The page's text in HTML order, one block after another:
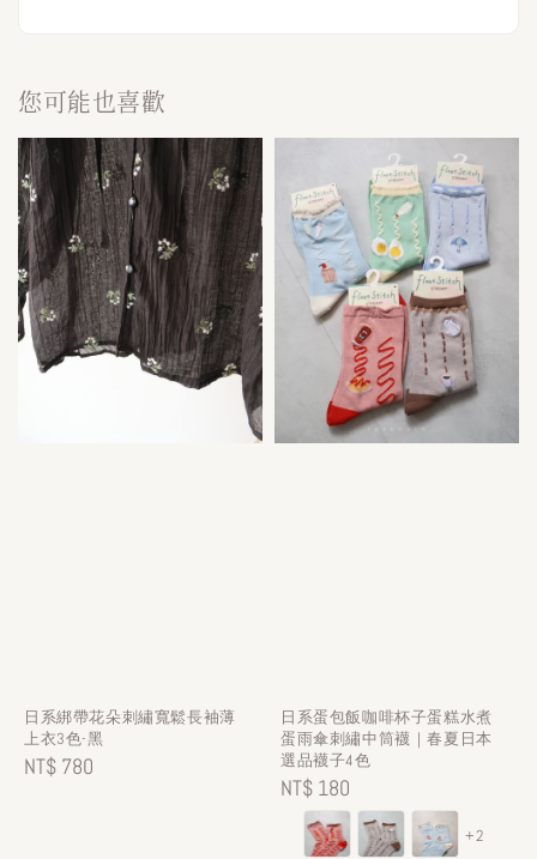
您可能也喜歡
日系綁帶花朵刺繡寬鬆長袖薄
上衣3色-黑
Regular
NT$ 780
日系蛋包飯咖啡杯子蛋糕水煮
蛋雨傘刺繡中筒襪｜春夏日本
選品襪子4色
Regular
price
NT$ 180
+2